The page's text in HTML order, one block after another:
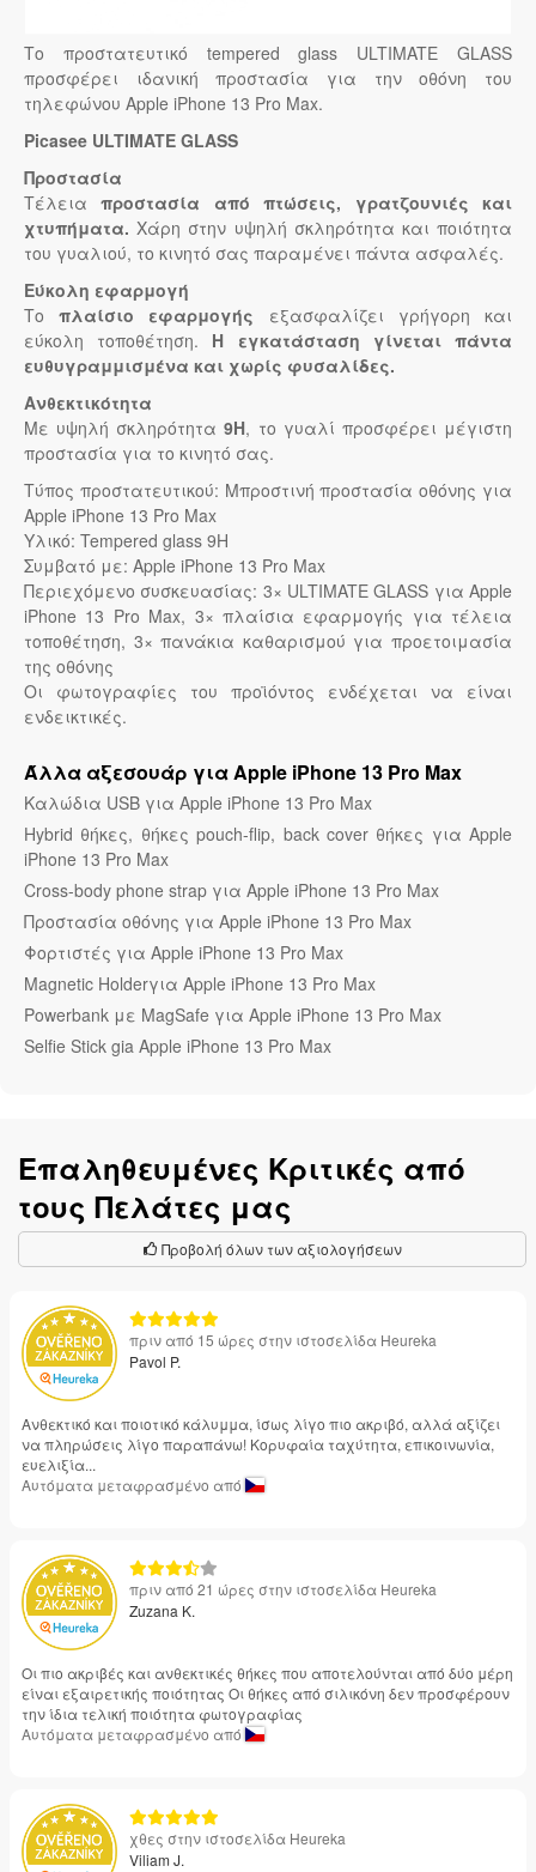
Το προστατευτικό tempered glass ULTIMATE GLASS
προσφέρει ιδανική προστασία για την οθόνη του
τηλεφώνου Apple iPhone 13 Pro Max.
Picasee ULTIMATE GLASS
Προστασία
Τέλειαπροστασία από πτώσεις, γρατζουνιές και
χτυπήματα. Χάρη στην υψηλή σκληρότητα και ποιότητα
του γυαλιού, το κινητό σας παραμένει πάντα ασφαλές.
Εύκολη εφαρμογή
Τοπλαίσιο εφαρμογής εξασφαλίζει γρήγορη και
εύκολη τοποθέτηση. Η εγκατάσταση γίνεται πάντα
ευθυγραμμισμένα και χωρίς φυσαλίδες.
Ανθεκτικότητα
Με υψηλή σκληρότητα9H, το γυαλί προσφέρει μέγιστη
προστασία για το κινητό σας.
Τύπος προστατευτικού: Μπροστινή προστασία οθόνης για
Apple iPhone 13 Pro Max
Υλικό: Tempered glass 9H
Συμβατό με: Apple iPhone 13 Pro Max
Περιεχόμενο συσκευασίας: 3× ULTIMATE GLASS για Apple
iPhone 13 Pro Max, 3× πλαίσια εφαρμογής για τέλεια
τοποθέτηση, 3× πανάκια καθαρισμού για προετοιμασία
της οθόνης
Οι φωτογραφίες του προϊόντος ενδέχεται να είναι
ενδεικτικές.
Άλλα αξεσουάρ για Apple iPhone 13 Pro Max
Καλώδια USB για Apple iPhone 13 Pro Max
Hybrid θήκες, θήκες pouch-flip, back cover θήκες για Apple
iPhone 13 Pro Max
Cross-body phone strap για Apple iPhone 13 Pro Max
Προστασία οθόνης για Apple iPhone 13 Pro Max
Φορτιστές για Apple iPhone 13 Pro Max
Magnetic Holderγια Apple iPhone 13 Pro Max
Powerbank με MagSafe για Apple iPhone 13 Pro Max
Selfie Stick gia Apple iPhone 13 Pro Max
Επαληθευμένες Κριτικές από
τους Πελάτες μας
Προβολή όλων των αξιολογήσεων
πριν από 15 ώρες στην ιστοσελίδα Heureka
Pavol P.
Ανθεκτικό και ποιοτικό κάλυμμα, ίσως λίγο πιο ακριβό, αλλά αξίζει
να πληρώσεις λίγο παραπάνω! Κορυφαία ταχύτητα, επικοινωνία,
ευελιξία...
Αυτόματα μεταφρασμένο από
πριν από 21 ώρες στην ιστοσελίδα Heureka
Zuzana K.
Οι πιο ακριβές και ανθεκτικές θήκες που αποτελούνται από δύο μέρη
είναι εξαιρετικής ποιότητας Οι θήκες από σιλικόνη δεν προσφέρουν
την ίδια τελική ποιότητα φωτογραφίας
Αυτόματα μεταφρασμένο από
χθες στην ιστοσελίδα Heureka
Viliam J.